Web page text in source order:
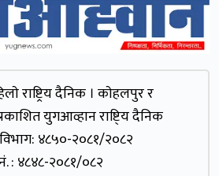
राष्ट्रिय दैनिक । काेहलपुर र
युगआव्हान राष्टि्य दैनिक
४८५०-२०८१/२०८२
: ४८४८-२०८१/०८२